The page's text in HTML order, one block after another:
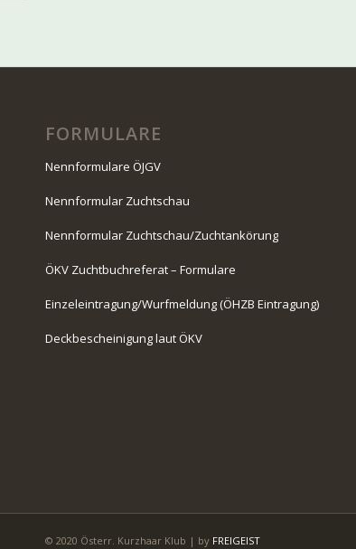
FORMULARE
Nennformulare ÖJGV
Nennformular Zuchtschau
Nennformular Zuchtschau/Zuchtankörung
ÖKV Zuchtbuchreferat – Formulare
Einzeleintragung/Wurfmeldung (ÖHZB Eintragung)
Deckbescheinigung laut ÖKV
© 2020 Österr. Kurzhaar Klub | by FREIGEIST